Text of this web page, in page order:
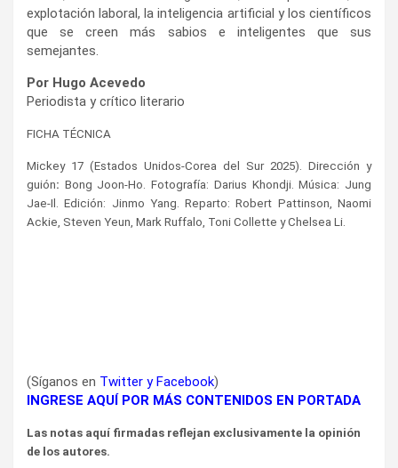
explotación laboral, la inteligencia artificial y los científicos
que se creen más sabios e inteligentes que sus
semejantes.
Por Hugo Acevedo
Periodista y crítico literario
FICHA TÉCNICA
Mickey 17 (Estados Unidos-Corea del Sur 2025). Dirección y
guión: Bong Joon-Ho. Fotografía: Darius Khondji. Música: Jung
Jae-Il. Edición: Jinmo Yang. Reparto: Robert Pattinson, Naomi
Ackie, Steven Yeun, Mark Ruffalo, Toni Collette y Chelsea Li.
(Síganos en Twitter yFacebook)
INGRESE AQUÍ POR MÁS CONTENIDOS EN PORTADA
Las notas aquí firmadas reflejan exclusivamente la opinión
de los autores.